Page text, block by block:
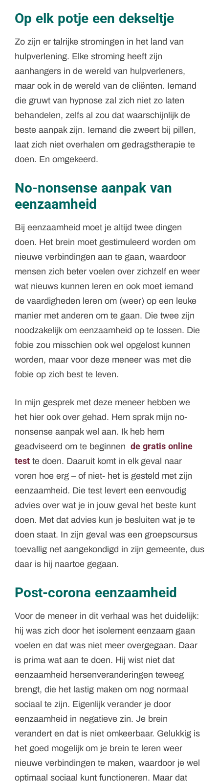
Op elk potje een dekseltje
Zo zijn er talrijke stromingen in het land van
hulpverlening. Elke stroming heeft zijn
aanhangers in de wereld van hulpverleners,
maar ook in de wereld van de cliënten. Iemand
die gruwt van hypnose zal zich niet zo laten
behandelen, zelfs al zou dat waarschijnlijk de
beste aanpak zijn. Iemand die zweert bij pillen,
laat zich niet overhalen om gedragstherapie te
doen. En omgekeerd.
No-nonsense aanpak van
eenzaamheid
Bij eenzaamheid moet je altijd twee dingen
doen. Het brein moet gestimuleerd worden om
nieuwe verbindingen aan te gaan, waardoor
mensen zich beter voelen over zichzelf en weer
wat nieuws kunnen leren en ook moet iemand
de vaardigheden leren om (weer) op een leuke
manier met anderen om te gaan. Die twee zijn
noodzakelijk om eenzaamheid op te lossen. Die
fobie zou misschien ook wel opgelost kunnen
worden, maar voor deze meneer was met die
fobie op zich best te leven.
In mijn gesprek met deze meneer hebben we
het hier ook over gehad. Hem sprak mijn no-
nonsense aanpak wel aan. Ik heb hem
geadviseerd om te beginnen de gratis online
test te doen. Daaruit komt in elk geval naar
voren hoe erg – of niet- het is gesteld met zijn
eenzaamheid. Die test levert een eenvoudig
advies over wat je in jouw geval het beste kunt
doen. Met dat advies kun je besluiten wat je te
doen staat. In zijn geval was een groepscursus
toevallig net aangekondigd in zijn gemeente, dus
daar is hij naartoe gegaan.
Post-corona eenzaamheid
Voor de meneer in dit verhaal was het duidelijk:
hij was zich door het isolement eenzaam gaan
voelen en dat was niet meer overgegaan. Daar
is prima wat aan te doen. Hij wist niet dat
eenzaamheid hersenveranderingen teweeg
brengt, die het lastig maken om nog normaal
sociaal te zijn. Eigenlijk verander je door
eenzaamheid in negatieve zin. Je brein
verandert en dat is niet omkeerbaar. Gelukkig is
het goed mogelijk om je brein te leren weer
nieuwe verbindingen te maken, waardoor je wel
optimaal sociaal kunt functioneren. Maar dat